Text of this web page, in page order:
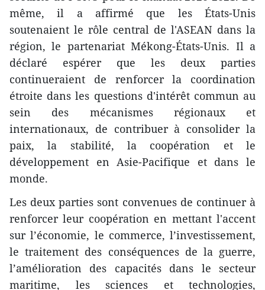
même, il a affirmé que les États-Unis
soutenaient le rôle central de l'ASEAN dans la
région, le partenariat Mékong-États-Unis. Il a
déclaré espérer que les deux parties
continueraient de renforcer la coordination
étroite dans les questions d'intérêt commun au
sein des mécanismes régionaux et
internationaux, de contribuer à consolider la
paix, la stabilité, la coopération et le
développement en Asie-Pacifique et dans le
monde.
Les deux parties sont convenues de continuer à
renforcer leur coopération en mettant l'accent
sur l’économie, le commerce, l’investissement,
le traitement des conséquences de la guerre,
l’amélioration des capacités dans le secteur
maritime, les sciences et technologies,